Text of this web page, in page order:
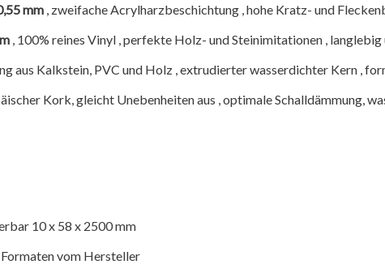
mm , zweifache Acrylharzbeschichtung , hohe Kratz- und
, 100% reines Vinyl , perfekte Holz- und Steinimitationen ,
aus Kalkstein, PVC und Holz , extrudierter wasserdichter Kern ,
Kork, gleicht Unebenheiten aus , optimale Schalldämmung,
10 x 58 x 2500 mm
vom Hersteller